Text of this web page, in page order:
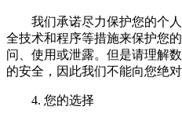
我们承诺尽力保护您的个人
全技术和程序等措施来保护您
问、使用或泄露。但是请理解
的安全，因此我们不能向您绝
4. 您的选择